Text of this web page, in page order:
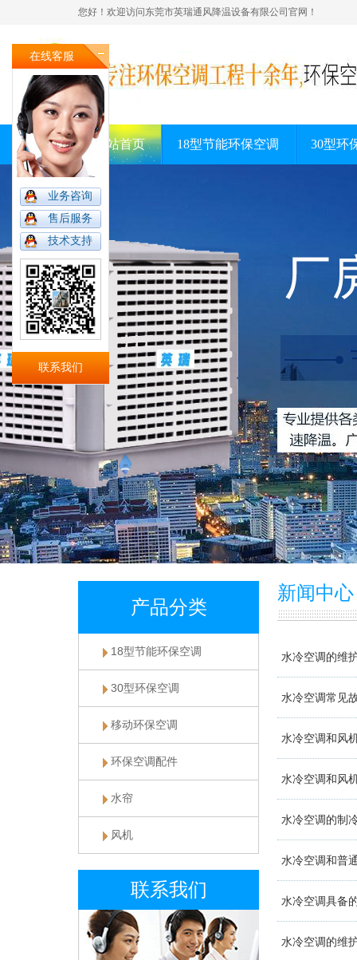
您好！欢迎访问东莞市英瑞通风降温设备有限公司官网！
网站首页 18型节能环保空调 30型环
产品分类
18型节能环保空调
30型环保空调
移动环保空调
环保空调配件
水帘
风机
联系我们
新闻中心
水冷空调的维
水冷空调常见
水冷空调和风
水冷空调和风
水冷空调的制
水冷空调和普
水冷空调具备
水冷空调的维
在线客服
业务咨询
售后服务
技术支持
联系我们